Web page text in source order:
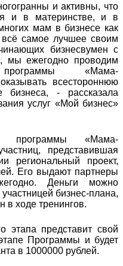
и активны, что
и в материнстве, и в
мам в бизнесе как
самое лучшее своим
бизнесвумен с
мы ежегодно проводим
«Мама-
всестороннюю
- рассказала
услуг «Мой бизнес»
программы «Мама-
представившая
региональный проект,
Его выдают партнеры
Деньги можно
бизнес-плана,
в ходе тренингов.
этапа представит свой
Программы и будет
в 1000000 рублей.